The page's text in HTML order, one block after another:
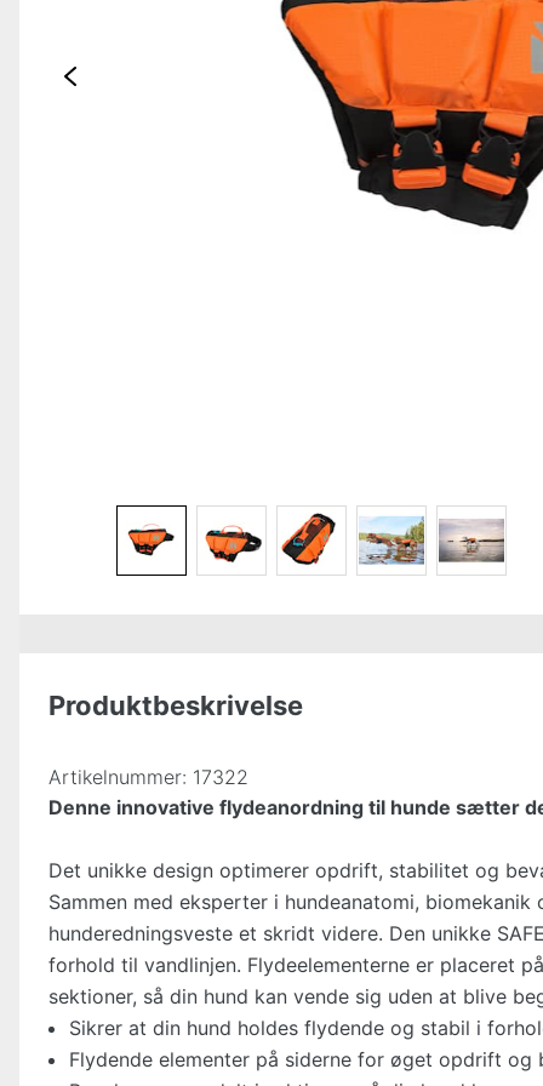
Produktbeskrivelse
Artikelnummer: 17322
Denne innovative flydeanordning til hunde sætter
Det unikke design optimerer opdrift, stabilitet og
Sammen med eksperter i hundeanatomi,
hunderedningsveste et skridt videre. Den unikke
forhold til vandlinjen. Flydeelementerne er placeret
sektioner, så din hund kan vende sig uden at blive
Sikrer at din hund holdes flydende og stabil i
Flydende elementer på siderne for øget opdrift